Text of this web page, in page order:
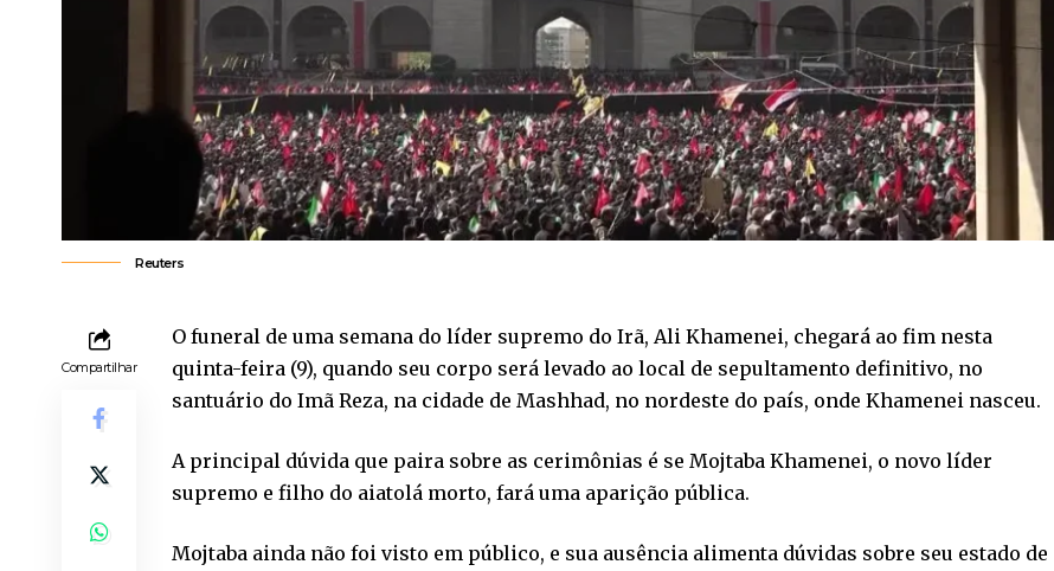
Reuters
Compartilhar
O funeral de uma semana do líder supremo do Irã, Ali Khamenei, chegará ao fim nesta
quinta-feira (9), quando seu corpo será levado ao local de sepultamento definitivo, no
santuário do Imã Reza, na cidade de Mashhad, no nordeste do país, onde Khamenei nasceu.
A principal dúvida que paira sobre as cerimônias é se Mojtaba Khamenei, o novo líder
supremo e filho do aiatolá morto, fará uma aparição pública.
Mojtaba ainda não foi visto em público, e sua ausência alimenta dúvidas sobre seu estado de